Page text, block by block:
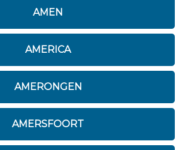
AMEN
AMERICA
AMERONGEN
AMERSFOORT